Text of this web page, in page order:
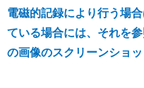
電磁的記録により行う場
ている場合には、それを
の画像のスクリーンショ